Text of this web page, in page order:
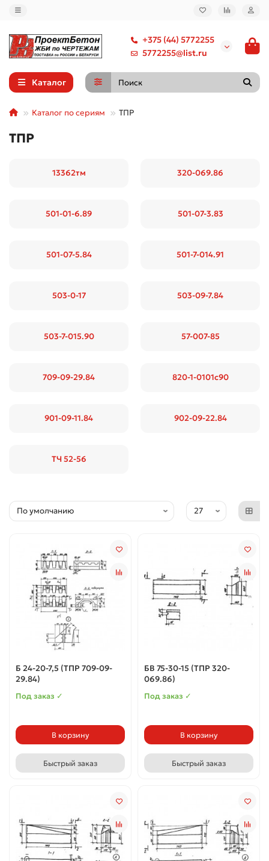
+375 (44) 5772255
5772255@list.ru
Каталог
Каталог по сериям ТПР
ТПР
13362тм 320-069.86
501-01-6.89 501-07-3.83
501-07-5.84 501-7-014.91
503-0-17 503-09-7.84
503-7-015.90 57-007-85
709-09-29.84 820-1-0101с90
901-09-11.84 902-09-22.84
ТЧ 52-56
Б 24-20-7,5 (ТПР 709-09-
29.84)
Под заказ ✓
В корзину
Быстрый заказ
БВ 75-30-15 (ТПР 320-
069.86)
Под заказ ✓
В корзину
Быстрый заказ